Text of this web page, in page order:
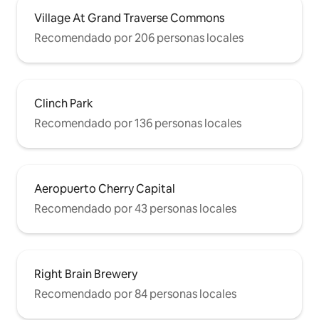
Village At Grand Traverse Commons
Recomendado por 206 personas locales
Clinch Park
Recomendado por 136 personas locales
Aeropuerto Cherry Capital
Recomendado por 43 personas locales
Right Brain Brewery
Recomendado por 84 personas locales